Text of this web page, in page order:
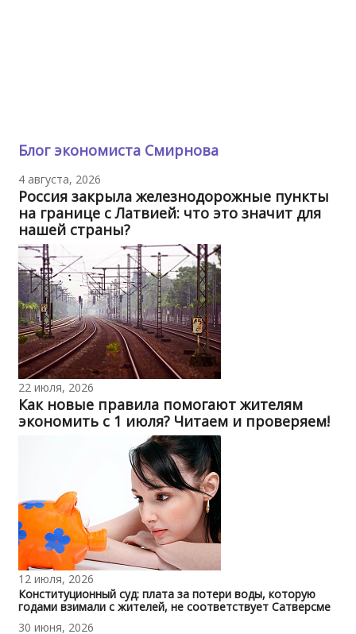
Блог экономиста Смирнова
4 августа, 2026
Россия закрыла железнодорожные пункты
на границе с Латвией: что это значит для
нашей страны?
22 июля, 2026
Как новые правила помогают жителям
экономить с 1 июля? Читаем и проверяем!
12 июля, 2026
Конституционный суд: плата за потери воды, которую
годами взимали с жителей, не соответствует Сатверсме
30 июня, 2026